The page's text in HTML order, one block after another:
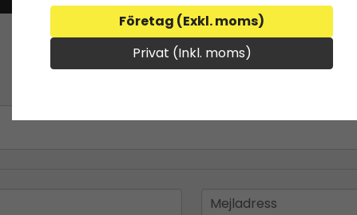
email
Mejladress
Företag (Exkl. moms)
Privat (Inkl. moms)